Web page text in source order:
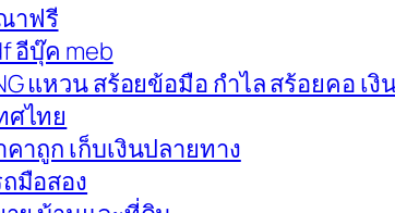
าฟรี
อีบุ๊ค meb
แหวน สร้อยข้อมือ กำไล สร้อยคอ เ
ศไทย
าถูก เก็บเงินปลายทาง
มือสอง